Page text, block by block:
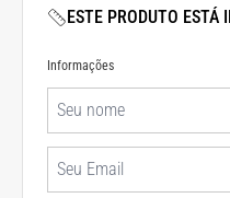
ESTE PRODUTO ESTÁ
Informações